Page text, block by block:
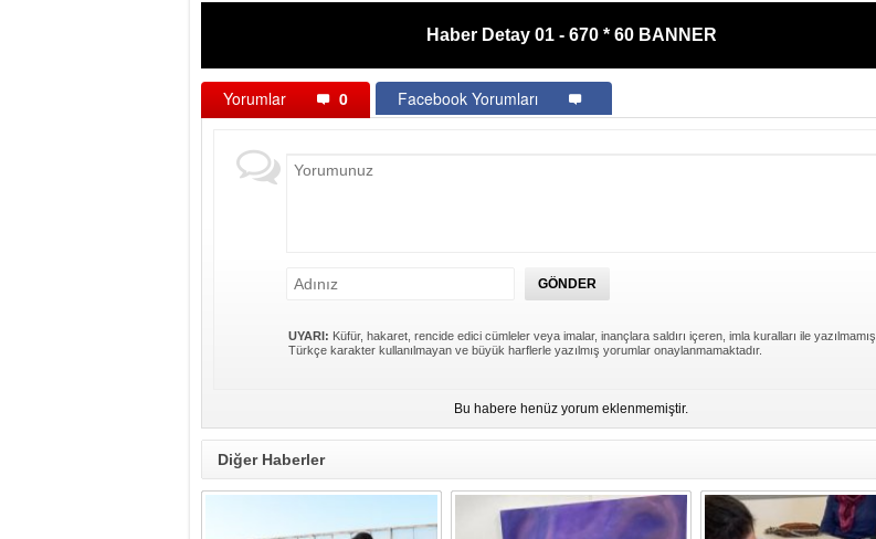
Haber Detay 01 - 670 * 60 BANNER
Yorumlar 0 Facebook Yorumları
UYARI: Küfür, hakaret, rencide edici cümleler veya imalar, inançlara saldırı içeren, imla kuralları ile yazılmamış,
Türkçe karakter kullanılmayan ve büyük harflerle yazılmış yorumlar onaylanmamaktadır.
Bu habere henüz yorum eklenmemiştir.
Diğer Haberler